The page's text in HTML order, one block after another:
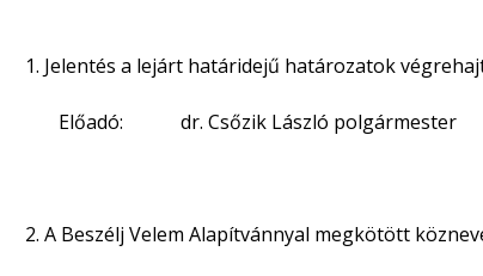
Jelentés a lejárt határidejű határozatok
Előadó: dr. Csőzik László polgármester
A Beszélj Velem Alapítvánnyal megkötött